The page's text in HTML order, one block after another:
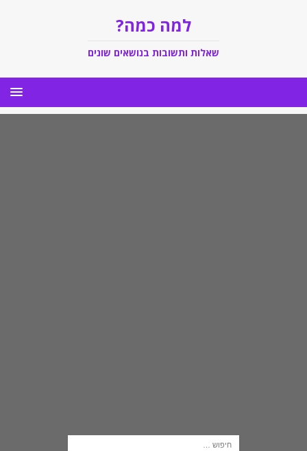
למה כמה?
שאלות ותשובות בנושאים שונים